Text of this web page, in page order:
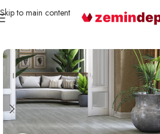
Skip to main content